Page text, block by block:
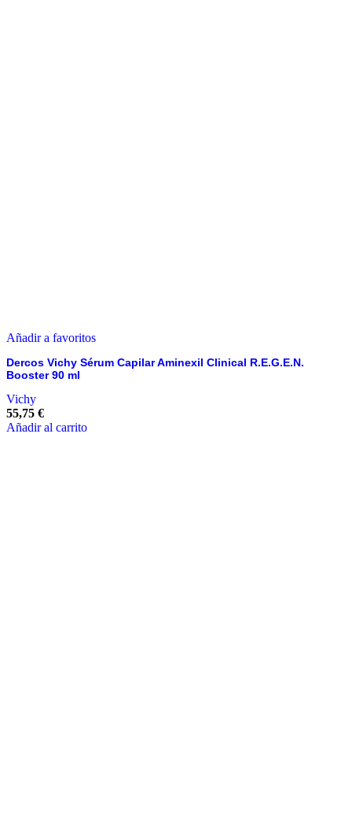
Añadir a favoritos
Dercos Vichy Sérum Capilar Aminexil Clinical R.E.G.E.N.
Booster 90 ml
Vichy
55,75 €
Añadir al carrito